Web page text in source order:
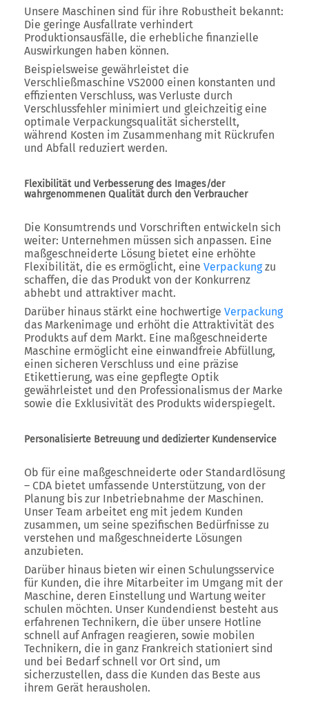
Unsere Maschinen sind für ihre Robustheit bekannt:
Die geringe Ausfallrate verhindert
Produktionsausfälle, die erhebliche finanzielle
Auswirkungen haben können.
Beispielsweise gewährleistet die
Verschließmaschine VS2000 einen konstanten und
effizienten Verschluss, was Verluste durch
Verschlussfehler minimiert und gleichzeitig eine
optimale Verpackungsqualität sicherstellt,
während Kosten im Zusammenhang mit Rückrufen
und Abfall reduziert werden.
Flexibilität und Verbesserung des Images/der
wahrgenommenen Qualität durch den Verbraucher
Die Konsumtrends und Vorschriften entwickeln sich
weiter: Unternehmen müssen sich anpassen. Eine
maßgeschneiderte Lösung bietet eine erhöhte
Flexibilität, die es ermöglicht, eine Verpackungzu
schaffen, die das Produkt von der Konkurrenz
abhebt und attraktiver macht.
Darüber hinaus stärkt eine hochwertige Verpackung
das Markenimage und erhöht die Attraktivität des
Produkts auf dem Markt. Eine maßgeschneiderte
Maschine ermöglicht eine einwandfreie Abfüllung,
einen sicheren Verschluss und eine präzise
Etikettierung, was eine gepflegte Optik
gewährleistet und den Professionalismus der Marke
sowie die Exklusivität des Produkts widerspiegelt.
Personalisierte Betreuung und dedizierter Kundenservice
Ob für eine maßgeschneiderte oder Standardlösung
– CDA bietet umfassende Unterstützung, von der
Planung bis zur Inbetriebnahme der Maschinen.
Unser Team arbeitet eng mit jedem Kunden
zusammen, um seine spezifischen Bedürfnisse zu
verstehen und maßgeschneiderte Lösungen
anzubieten.
Darüber hinaus bieten wir einen Schulungsservice
für Kunden, die ihre Mitarbeiter im Umgang mit der
Maschine, deren Einstellung und Wartung weiter
schulen möchten. Unser Kundendienst besteht aus
erfahrenen Technikern, die über unsere Hotline
schnell auf Anfragen reagieren, sowie mobilen
Technikern, die in ganz Frankreich stationiert sind
und bei Bedarf schnell vor Ort sind, um
sicherzustellen, dass die Kunden das Beste aus
ihrem Gerät herausholen.